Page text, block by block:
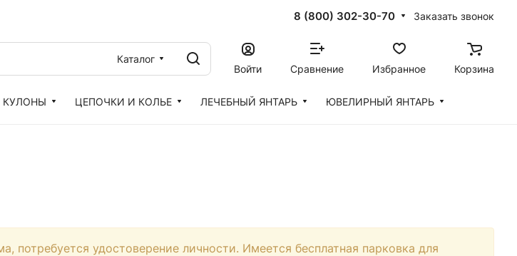
8 (800) 302-30-70 Заказать звонок
Каталог
Войти
Сравнение Избранное Корзина
КУЛОНЫ ЦЕПОЧКИ И КОЛЬЕ ЛЕЧЕБНЫЙ ЯНТАРЬ ЮВЕЛИРНЫЙ ЯНТАРЬ
удостоверение личности. Имеется бесплатная парковка для